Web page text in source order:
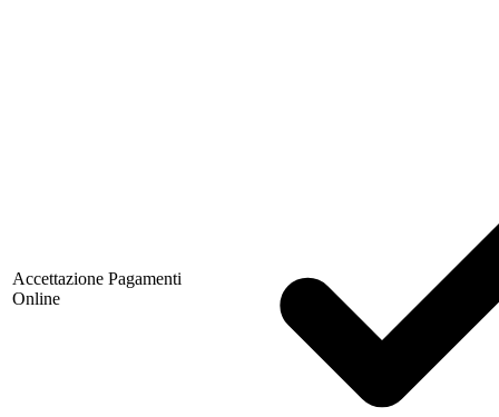
Accettazione Pagamenti
Online